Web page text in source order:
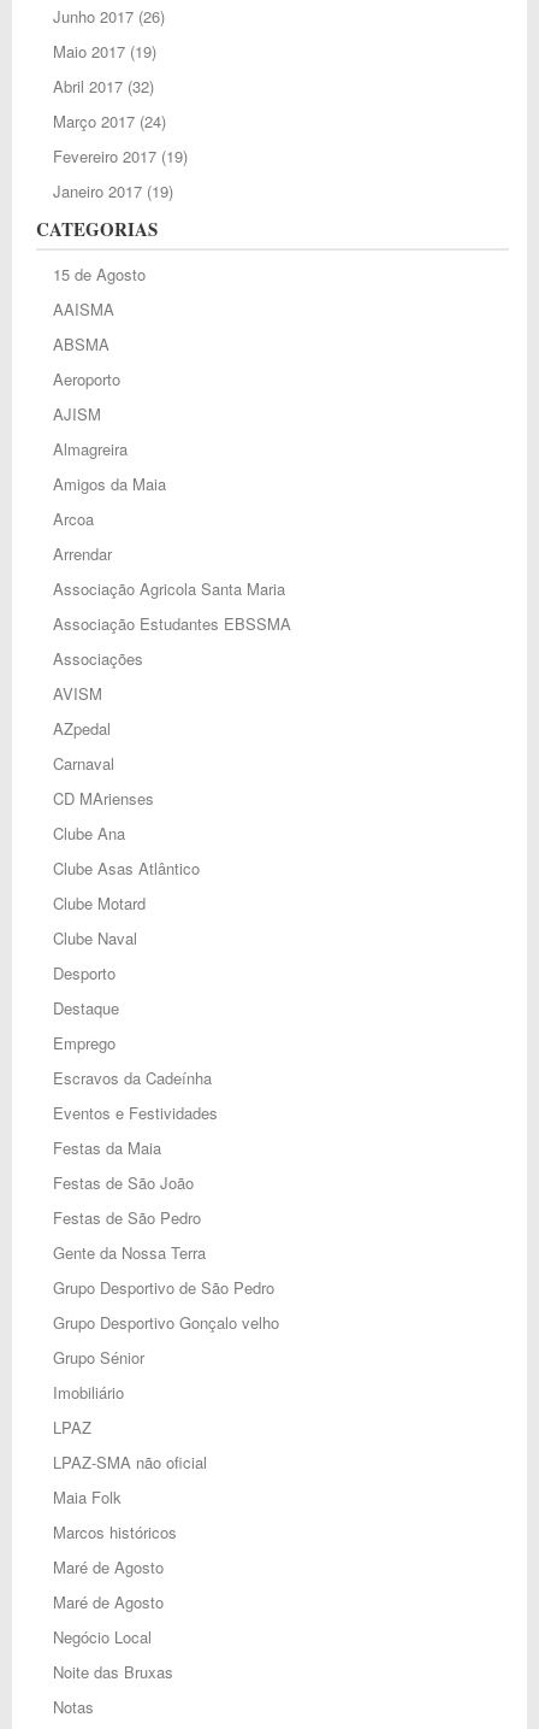
Junho 2017(26)
Maio 2017(19)
Abril 2017(32)
Março 2017(24)
Fevereiro 2017(19)
Janeiro 2017(19)
CATEGORIAS
15 de Agosto
AAISMA
ABSMA
Aeroporto
AJISM
Almagreira
Amigos da Maia
Arcoa
Arrendar
Associação Agricola Santa Maria
Associação Estudantes EBSSMA
Associações
AVISM
AZpedal
Carnaval
CD MArienses
Clube Ana
Clube Asas Atlântico
Clube Motard
Clube Naval
Desporto
Destaque
Emprego
Escravos da Cadeínha
Eventos e Festividades
Festas da Maia
Festas de São João
Festas de São Pedro
Gente da Nossa Terra
Grupo Desportivo de São Pedro
Grupo Desportivo Gonçalo velho
Grupo Sénior
Imobiliário
LPAZ
LPAZ-SMA não oficial
Maia Folk
Marcos históricos
Maré de Agosto
Maré de Agosto
Negócio Local
Noite das Bruxas
Notas